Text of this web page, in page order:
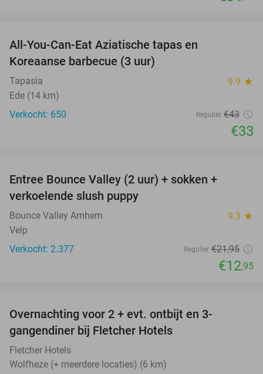
All-You-Can-Eat Aziatische tapas en
Koreaanse barbecue (3 uur)
Tapasia 9.9 star
Ede (14 km)
Verkocht: 650
Regulier €43
€33
Entree Bounce Valley (2 uur) + sokken +
verkoelende slush puppy
Bounce Valley Arnhem 9.3 star
Velp
Verkocht: 2.377
Regulier €21,95
€12,95
Overnachting voor 2 + evt. ontbijt en 3-
gangendiner bij Fletcher Hotels
Fletcher Hotels
Wolfheze (+ meerdere locaties) (6 km)